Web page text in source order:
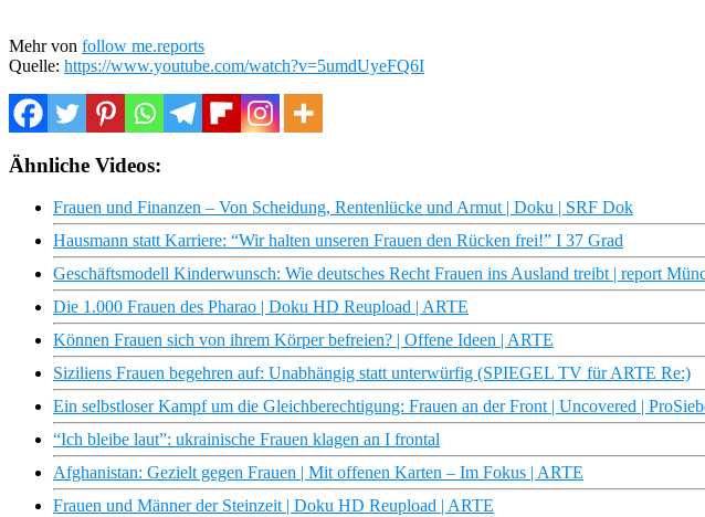
Mehr von follow me.reports
Quelle: https://www.youtube.com/watch?v=5umdUyeFQ6I
Ähnliche Videos:
Frauen und Finanzen – Von Scheidung, Rentenlücke und Armut | Doku | SRF Dok
Hausmann statt Karriere: “Wir halten unseren Frauen den Rücken frei!” I 37 Grad
Geschäftsmodell Kinderwunsch: Wie deutsches Recht Frauen ins Ausland treibt | report
Die 1.000 Frauen des Pharao | Doku HD Reupload | ARTE
Können Frauen sich von ihrem Körper befreien? | Offene Ideen | ARTE
Siziliens Frauen begehren auf: Unabhängig statt unterwürfig (SPIEGEL TV für ARTE Re:)
Ein selbstloser Kampf um die Gleichberechtigung: Frauen an der Front | Uncovered |
“Ich bleibe laut”: ukrainische Frauen klagen an I frontal
Afghanistan: Gezielt gegen Frauen | Mit offenen Karten – Im Fokus | ARTE
Frauen und Männer der Steinzeit | Doku HD Reupload | ARTE